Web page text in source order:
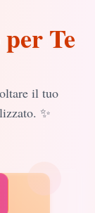
Te
il tuo
✨